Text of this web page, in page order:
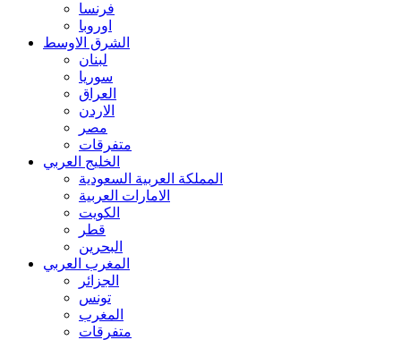
فرنسا
اوروبا
الشرق الاوسط
لبنان
سوريا
العراق
الاردن
مصر
متفرقات
الخليج العربي
المملكة العربية السعودية
الامارات العربية
الكويت
قطر
البحرين
المغرب العربي
الجزائر
تونس
المغرب
متفرقات